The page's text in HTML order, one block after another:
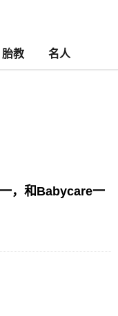
胎教 名人
，和Babycare一